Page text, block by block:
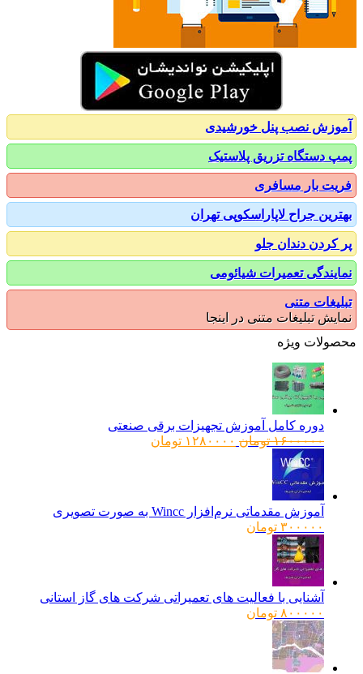
نصب پنل خورشیدی
دستگاه تزریق پلاستیک
بار مسافری
جراح لاپاراسکوپی تهران
دندان جلو
تعمیرات شیائومی
متنی
تبلیغات متنی در اینجا
ویژه
دوره کامل آموزش تجهیزات برقی صنعتی
۱۶۰۰۰۰۰ تومانقیمت
۱۲۸۰۰۰۰ تومانقیمت
آموزش مقدماتی نرم‌افزار Wincc به صورت تصویری
۳۰۰۰۰۰ تومان
آشنایی با فعالیت های تعمیراتی شرکت های گاز استانی
۸۰۰۰۰۰ تومان